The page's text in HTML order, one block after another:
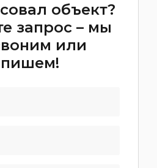
объект?
запрос – мы
или